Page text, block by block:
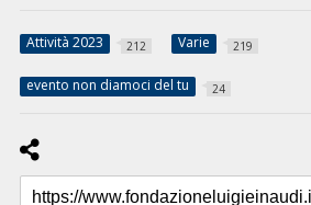
Attività 2023 212 Varie 219
evento non diamoci del tu 24